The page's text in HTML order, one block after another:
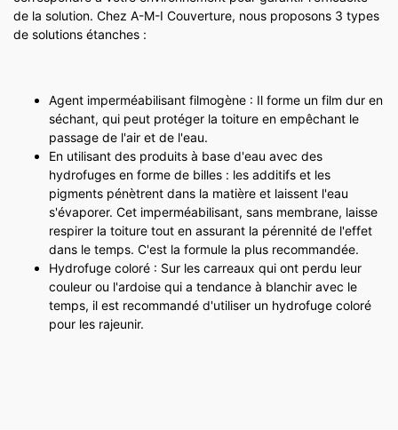
de la solution. Chez A-M-I Couverture, nous proposons 3 types
de solutions étanches :
Agent imperméabilisant filmogène : Il forme un film dur en
séchant, qui peut protéger la toiture en empêchant le
passage de l'air et de l'eau.
En utilisant des produits à base d'eau avec des
hydrofuges en forme de billes : les additifs et les
pigments pénètrent dans la matière et laissent l'eau
s'évaporer. Cet imperméabilisant, sans membrane, laisse
respirer la toiture tout en assurant la pérennité de l'effet
dans le temps. C'est la formule la plus recommandée.
Hydrofuge coloré : Sur les carreaux qui ont perdu leur
couleur ou l'ardoise qui a tendance à blanchir avec le
temps, il est recommandé d'utiliser un hydrofuge coloré
pour les rajeunir.